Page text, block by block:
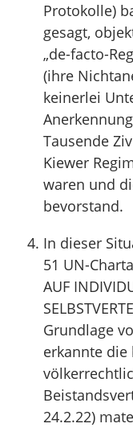
Protokolle)
gesagt,
„de-facto-
(ihre
keinerlei
Tausende
Kiewer
waren und
bevorstand.
In dieser
51 UN-
AUF
Grundlage
erkannte die
24.2.22)